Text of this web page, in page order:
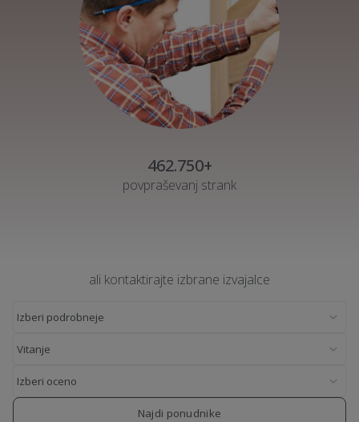
462.750+
povpraševanj strank
ali kontaktirajte izbrane izvajalce
Najdi ponudnike